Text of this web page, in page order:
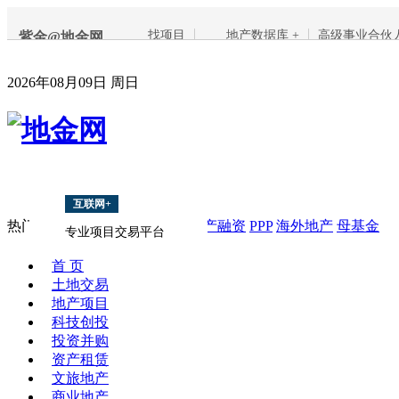
紫金@地金网 找项目 地产数据库 + 高级事业合伙
2026年08月09日 周日
互联网+
专业项目交易平台
热门搜索：项目 上海 南京 地产融资 PPP 海外地产 母基金
首 页
土地交易
地产项目
科技创投
投资并购
资产租赁
文旅地产